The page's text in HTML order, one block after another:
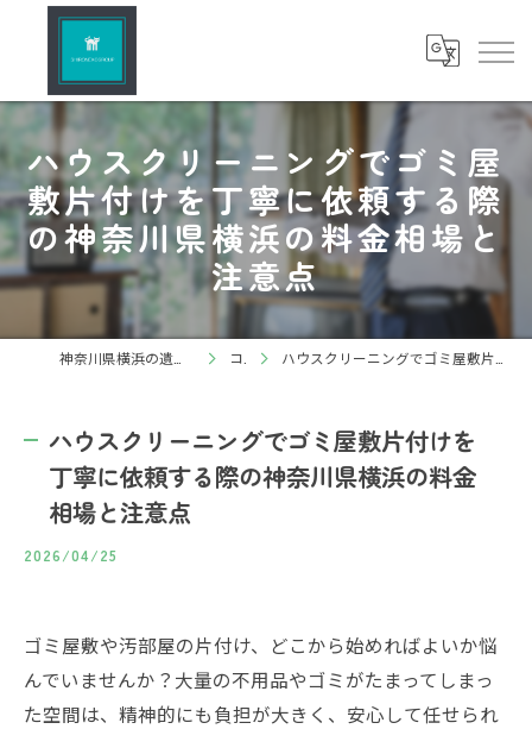
ハウスクリーニングでゴミ屋
敷片付けを丁寧に依頼する際
の神奈川県横浜の料金相場と
注意点
コラム ハウスクリーニングでゴミ屋敷片付けを丁寧に依頼する際の神奈川県横浜の料金相場と注意点
ハウスクリーニングでゴミ屋敷片付けを
丁寧に依頼する際の神奈川県横浜の料金
相場と注意点
2026/04/25
ゴミ屋敷や汚部屋の片付け、どこから始めればよいか悩
んでいませんか？大量の不用品やゴミがたまってしまっ
た空間は、精神的にも負担が大きく、安心して任せられ